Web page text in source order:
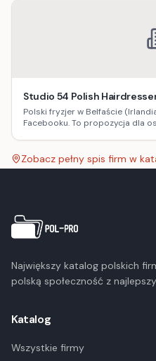
Studio 54 Polish
Polski fryzjer w Belfaście
Facebooku. To propozycja dla
Zobacz pełny spis firm w
Największy katalog polskich
polską społeczność z
Katalog
Wszystkie firmy